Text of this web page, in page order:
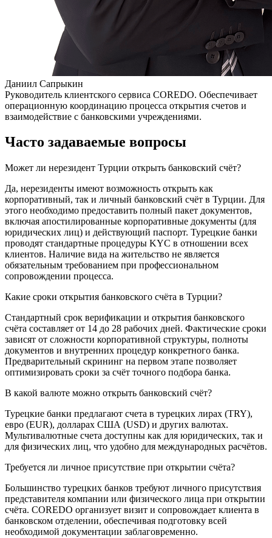
Даниил Сапрыкин
Руководитель клиентского сервиса COREDO. Обеспечивает
операционную координацию процесса открытия счетов и
взаимодействие с банковскими учреждениями.
Часто задаваемые вопросы
Может ли нерезидент Турции открыть банковский счёт?
Да, нерезиденты имеют возможность открыть как
корпоративный, так и личный банковский счёт в Турции. Для
этого необходимо предоставить полный пакет документов,
включая апостилированные корпоративные документы (для
юридических лиц) и действующий паспорт. Турецкие банки
проводят стандартные процедуры KYC в отношении всех
клиентов. Наличие вида на жительство не является
обязательным требованием при профессиональном
сопровождении процесса.
Какие сроки открытия банковского счёта в Турции?
Стандартный срок верификации и открытия банковского
счёта составляет от 14 до 28 рабочих дней. Фактические сроки
зависят от сложности корпоративной структуры, полноты
документов и внутренних процедур конкретного банка.
Предварительный скрининг на первом этапе позволяет
оптимизировать сроки за счёт точного подбора банка.
В какой валюте можно открыть банковский счёт?
Турецкие банки предлагают счета в турецких лирах (TRY),
евро (EUR), долларах США (USD) и других валютах.
Мультивалютные счета доступны как для юридических, так и
для физических лиц, что удобно для международных расчётов.
Требуется ли личное присутствие при открытии счёта?
Большинство турецких банков требуют личного присутствия
представителя компании или физического лица при открытии
счёта. COREDO организует визит и сопровождает клиента в
банковском отделении, обеспечивая подготовку всей
необходимой документации заблаговременно.